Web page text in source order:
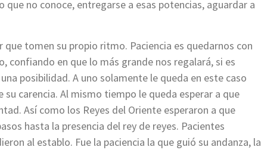
no conoce, entregarse a esas potencias, aguardar a
que tomen su propio ritmo. Paciencia es quedarnos con
confiando en que lo más grande nos regalará, si es
posibilidad. A uno solamente le queda en este caso
carencia. Al mismo tiempo le queda esperar a que
Así como los Reyes del Oriente esperaron a que
hasta la presencia del rey de reyes. Pacientes
al establo. Fue la paciencia la que guió su andanza, la